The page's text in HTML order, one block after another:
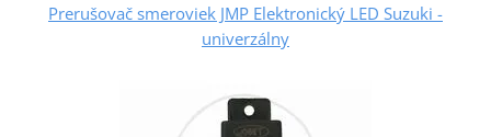
Prerušovač smeroviek JMP Elektronický LED Suzuki -
univerzálny